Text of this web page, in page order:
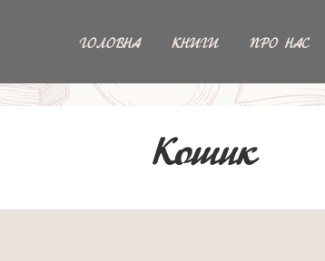
ГОЛОВНА КНИГИ ПРО НАС
Кошик